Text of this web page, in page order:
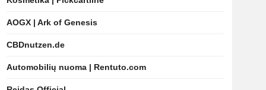
AOGX | Ark of Genesis
CBDnutzen.de
Automobilių nuoma | Rentuto.com